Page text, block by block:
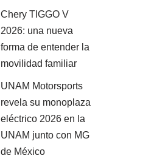
Chery TIGGO V
2026: una nueva
forma de entender la
movilidad familiar
UNAM Motorsports
revela su monoplaza
eléctrico 2026 en la
UNAM junto con MG
de México